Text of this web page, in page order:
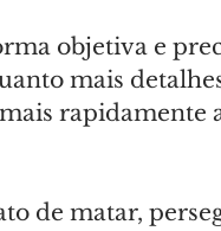
objetiva e
mais
rapidamente
de matar,